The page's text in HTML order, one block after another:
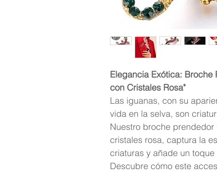
Elegancia Exótica:
con Cristales Rosa"
Las iguanas, con su
vida en la selva, son
Nuestro broche
cristales rosa, captura la
criaturas y añade un
Descubre cómo este